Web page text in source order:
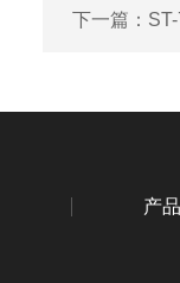
下一篇：
产